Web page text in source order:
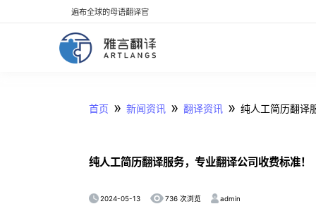
遍布全球的母语翻译官
首页 » 新闻资讯 » 翻译资讯 » 纯人工简历翻译
纯人工简历翻译服务，专业翻译公司收费标准！
2024-05-13 736 次浏览 admin